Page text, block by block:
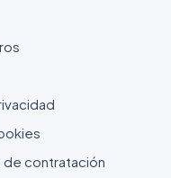
contratación